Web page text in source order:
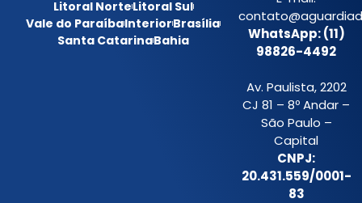
Litoral NorteLitoral Sul
Vale do ParaíbaInteriorBrasília
Santa CatarinaBahia
WhatsApp: (11)
98826-4492
Av. Paulista, 2202
CJ 81 – 8º Andar –
São Paulo –
Capital
CNPJ:
20.431.559/0001-
83